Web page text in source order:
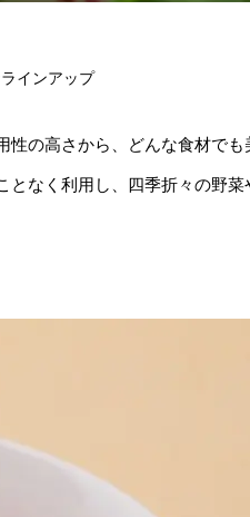
インアップ
の高さから、どんな食材で
なく利用し、四季折々の野